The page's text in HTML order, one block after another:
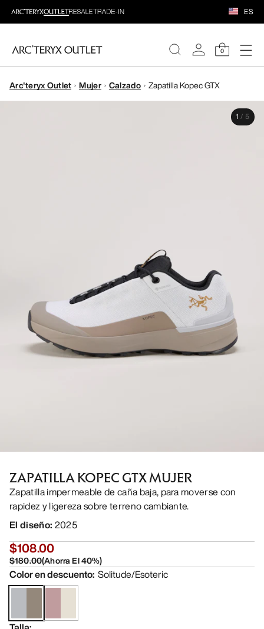
ES
0
MUJERE
Arc'teryx Outlet Mujer Calzado Zapatilla Kopec GTX
1 / 5
ZAPATILLA KOPEC GTX MUJER
Zapatilla impermeable de caña baja, para moverse con
rapidez y ligereza sobre terreno cambiante.
El diseño: 2025
$108.00
$180.00(Ahorra El40%)
Color en descuento: Solitude/Esoteric